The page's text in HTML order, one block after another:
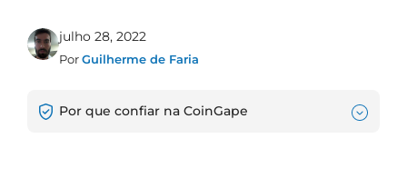
julho 28, 2022
PorGuilherme de Faria
Por que confiar na CoinGape